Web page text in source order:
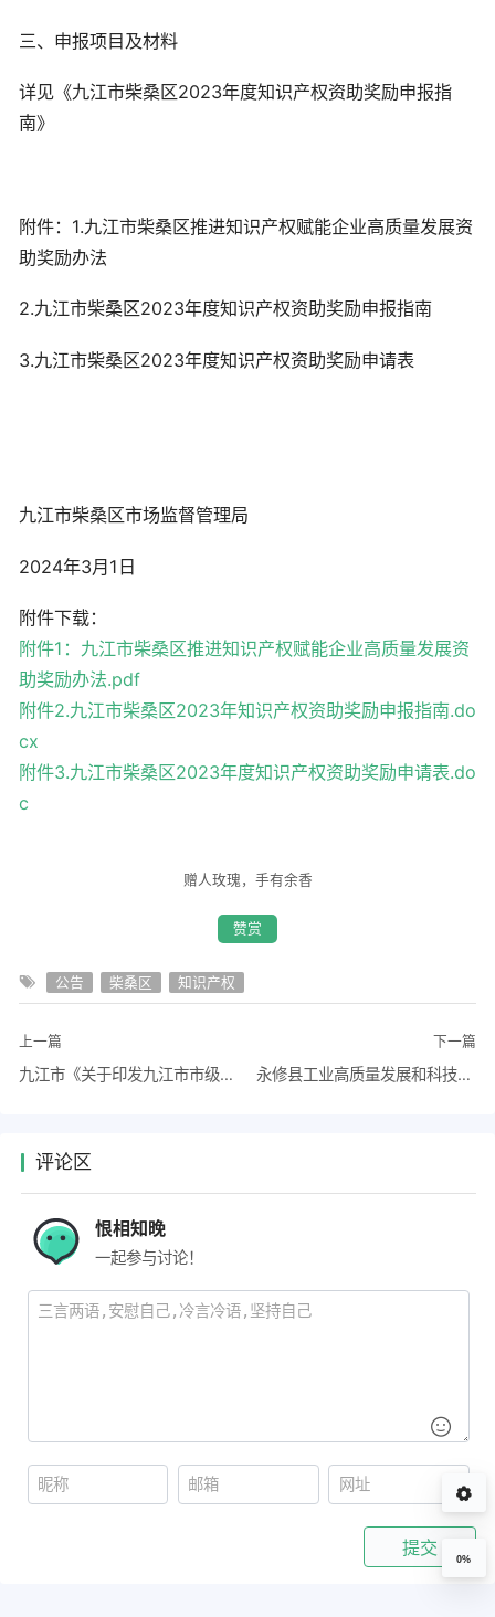
三、申报项目及材料
详见《九江市柴桑区2023年度知识产权资助奖励申报指
南》
附件：1.九江市柴桑区推进知识产权赋能企业高质量发展资
助奖励办法
2.九江市柴桑区2023年度知识产权资助奖励申报指南
3.九江市柴桑区2023年度知识产权资助奖励申请表
九江市柴桑区市场监督管理局
2024年3月1日
附件下载：
附件1：九江市柴桑区推进知识产权赋能企业高质量发展资
助奖励办法.pdf
附件2.九江市柴桑区2023年知识产权资助奖励申报指南.do
cx
附件3.九江市柴桑区2023年度知识产权资助奖励申请表.do
c
赠人玫瑰，手有余香
赞赏
公告 柴桑区 知识产权
上一篇
九江市《关于印发九江市市级企业技术中心管理办法的通知》
下一篇
永修县工业高质量发展和科技创新奖励办法
评论区
恨相知晚
一起参与讨论！
提交
0%